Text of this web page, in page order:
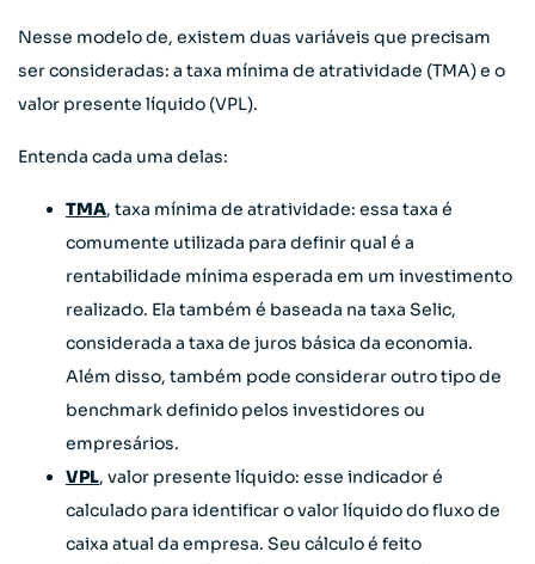
Nesse modelo de, existem duas variáveis que precisam
ser consideradas: a taxa mínima de atratividade (TMA) e o
valor presente líquido (VPL).
Entenda cada uma delas:
TMA, taxa mínima de atratividade: essa taxa é
comumente utilizada para definir qual é a
rentabilidade mínima esperada em um investimento
realizado. Ela também é baseada na taxa Selic,
considerada a taxa de juros básica da economia.
Além disso, também pode considerar outro tipo de
benchmark definido pelos investidores ou
empresários.
VPL, valor presente líquido: esse indicador é
calculado para identificar o valor líquido do fluxo de
caixa atual da empresa. Seu cálculo é feito